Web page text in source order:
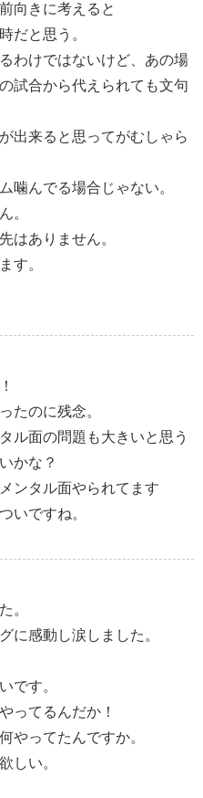
向きに考えると
だと思う。
わけではないけど、あの場
試合から代えられても文句
出来ると思ってがむしゃら
噛んでる場合じゃない。
。
はありません。
す。
たのに残念。
ル面の問題も大きいと思う
かな？
ンタル面やられてます
いですね。
。
に感動し涙しました。
です。
ってるんだか！
やってたんですか。
しい。